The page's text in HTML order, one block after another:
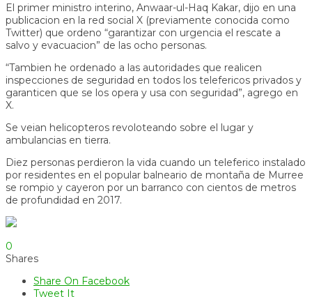
El primer ministro interino, Anwaar-ul-Haq Kakar, dijo en una
publicacion en la red social X (previamente conocida como
Twitter) que ordeno “garantizar con urgencia el rescate a
salvo y evacuacion” de las ocho personas.
“Tambien he ordenado a las autoridades que realicen
inspecciones de seguridad en todos los telefericos privados y
garanticen que se los opera y usa con seguridad”, agrego en
X.
Se veian helicopteros revoloteando sobre el lugar y
ambulancias en tierra.
Diez personas perdieron la vida cuando un teleferico instalado
por residentes en el popular balneario de montaña de Murree
se rompio y cayeron por un barranco con cientos de metros
de profundidad en 2017.
0
Shares
Share On Facebook
Tweet It